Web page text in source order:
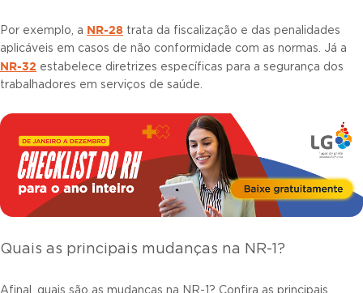
Por exemplo, a NR-28 trata da fiscalização e das penalidades
aplicáveis em casos de não conformidade com as normas. Já a
NR-32 estabelece diretrizes específicas para a segurança dos
trabalhadores em serviços de saúde.
Quais as principais mudanças na NR-1?